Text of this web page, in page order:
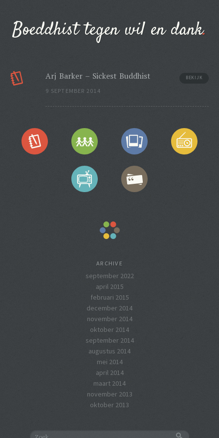
Boeddhist tegen wil en dank
BEKIJK
Arj Barker – Sickest Buddhist
9 SEPTEMBER 2014
ARCHIVE
september 2022
april 2015
februari 2015
december 2014
november 2014
oktober 2014
september 2014
augustus 2014
mei 2014
april 2014
maart 2014
november 2013
oktober 2013